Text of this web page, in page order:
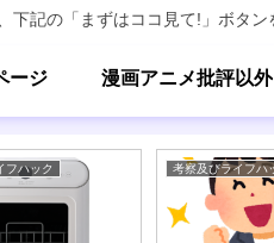
下記の「まずはココ見て!」ボタン
ージ 漫画アニメ批評以外
フハック 考察及びライフハ